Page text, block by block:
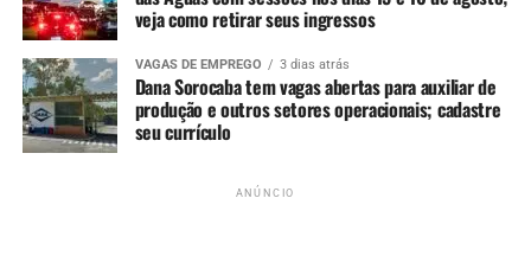
veja como retirar seus ingressos
VAGAS DE EMPREGO 3 dias atrás
Dana Sorocaba tem vagas abertas para auxiliar de
produção e outros setores operacionais; cadastre
seu currículo
ANÚNCIO